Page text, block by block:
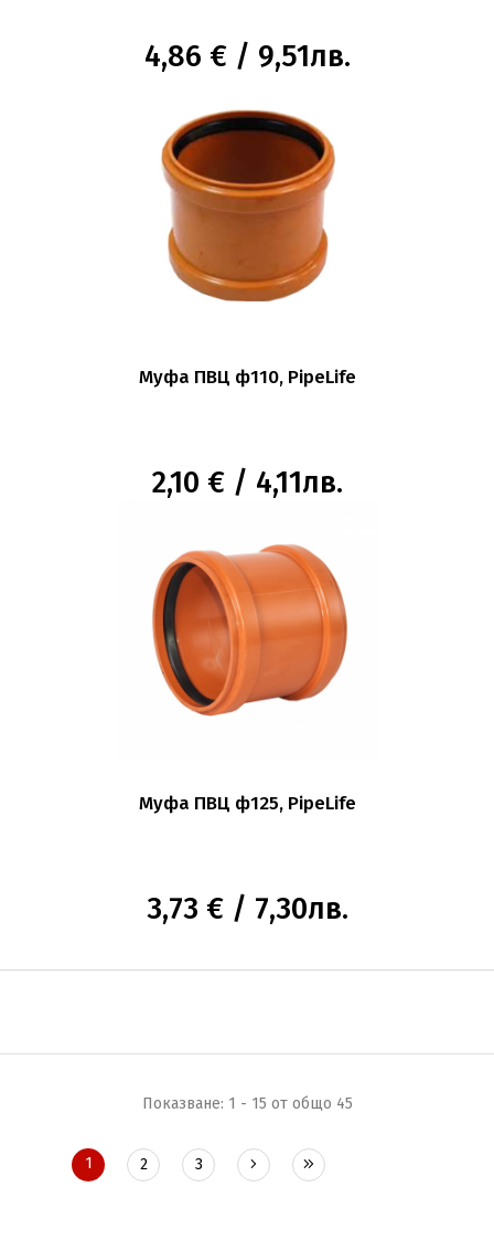
4,86 € / 9,51лв.
Муфа ПВЦ ф110, PipeLife
2,10 € / 4,11лв.
Муфа ПВЦ ф125, PipeLife
3,73 € / 7,30лв.
Показване: 1 - 15 от общо 45
1 2 3